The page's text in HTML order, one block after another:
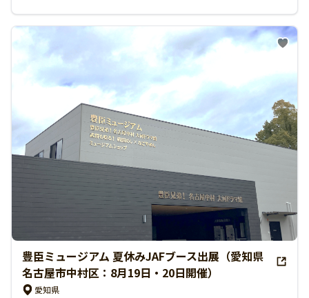
豊臣ミュージアム 夏休みJAFブース出展（愛知県
名古屋市中村区：8月19日・20日開催）
愛知県